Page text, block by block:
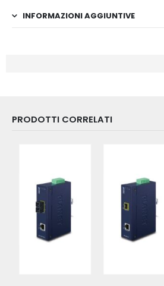
INFORMAZIONI AGGIUNTIVE
PRODOTTI CORRELATI